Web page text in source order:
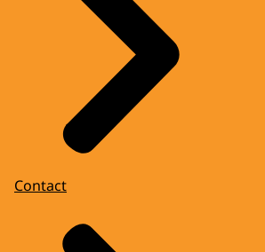
Contact